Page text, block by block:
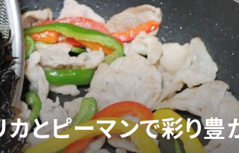
とピーマンで彩り豊